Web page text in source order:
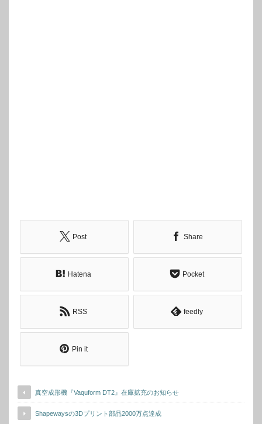
Post Share
Hatena Pocket
RSS feedly
Pin it
真空成形機『Vaquform DT2』在庫拡充のお知らせ
Shapewaysの3Dプリント部品2000万点達成